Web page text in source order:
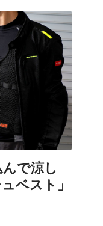
で涼し
ベスト」